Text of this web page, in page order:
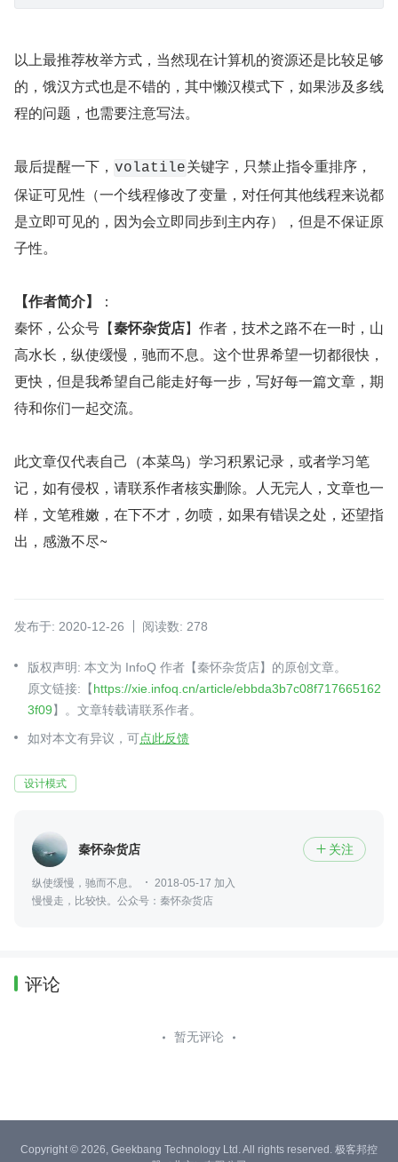
以上最推荐枚举方式，当然现在计算机的资源还是比较足够
的，饿汉方式也是不错的，其中懒汉模式下，如果涉及多线
程的问题，也需要注意写法。
最后提醒一下， volatile关键字，只禁止指令重排序，
保证可见性（一个线程修改了变量，对任何其他线程来说都
是立即可见的，因为会立即同步到主内存），但是不保证原
子性。
【作者简介】
：
秦怀，公众号【秦怀杂货店】作者，技术之路不在一时，山
高水长，纵使缓慢，驰而不息。这个世界希望一切都很快，
更快，但是我希望自己能走好每一步，写好每一篇文章，期
待和你们一起交流。
此文章仅代表自己（本菜鸟）学习积累记录，或者学习笔
记，如有侵权，请联系作者核实删除。人无完人，文章也一
样，文笔稚嫩，在下不才，勿喷，如果有错误之处，还望指
出，感激不尽~
发布于: 2020-12-26 阅读数: 278
版权声明: 本文为 InfoQ 作者【秦怀杂货店】的原创文章。
原文链接:【https://xie.infoq.cn/article/ebbda3b7c08f717665162
3f09】。文章转载请联系作者。
如对本文有异议，可点此反馈
设计模式
秦怀杂货店  关注
纵使缓慢，驰而不息。
2018-05-17 加入
慢慢走，比较快。公众号：秦怀杂货店
评论
暂无评论
Copyright © 2026, Geekbang Technology Ltd. All rights reserved. 极客邦控